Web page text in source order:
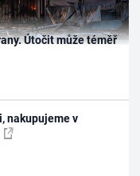
Útočit může téměř
nakupujeme v